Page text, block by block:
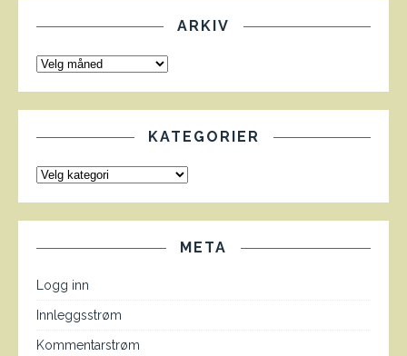
ARKIV
KATEGORIER
META
Logg inn
Innleggsstrøm
Kommentarstrøm